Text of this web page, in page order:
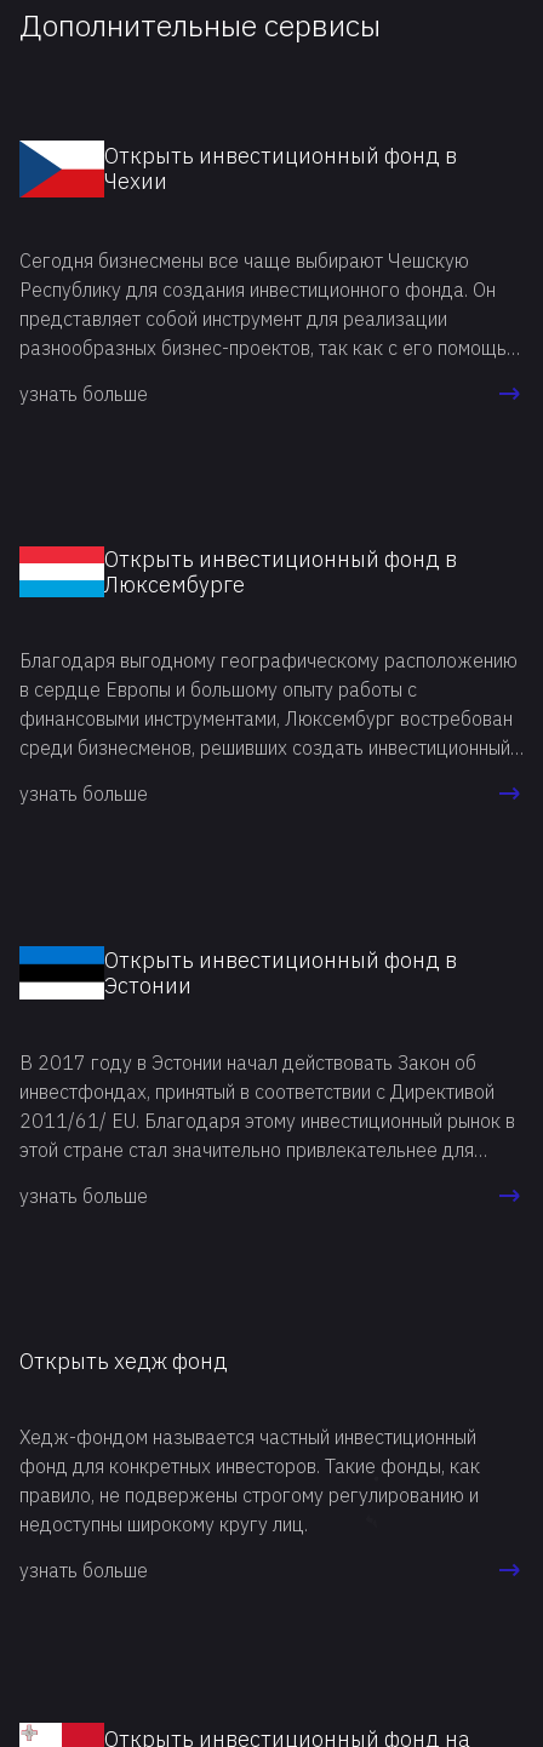
Дополнительные сервисы
Открыть инвестиционный фонд в
Чехии
Сегодня бизнесмены все чаще выбирают Чешскую
Республику для создания инвестиционного фонда. Он
представляет собой инструмент для реализации
разнообразных бизнес-проектов, так как с его помощью
минимальные налоги. Инвестиционный фонд в Чехии
узнать больше
Открыть инвестиционный фонд в
Люксембурге
Благодаря выгодному географическому расположению
в сердце Европы и большому опыту работы с
финансовыми инструментами, Люксембург востребован
среди бизнесменов, решивших создать инвестиционный
инвестиционным центром в ЕС и занимает второе место
узнать больше
Открыть инвестиционный фонд в
Эстонии
В 2017 году в Эстонии начал действовать Закон об
инвестфондах, принятый в соответствии с Директивой
2011/61/ EU. Благодаря этому инвестиционный рынок в
этой стране стал значительно привлекательнее для
стало причиной повышенного внимания со стороны
узнать больше
Открыть хедж фонд
Хедж-фондом называется частный инвестиционный
фонд для конкретных инвесторов. Такие фонды, как
правило, не подвержены строгому регулированию и
недоступны широкому кругу лиц.
узнать больше
Открыть инвестиционный фонд на